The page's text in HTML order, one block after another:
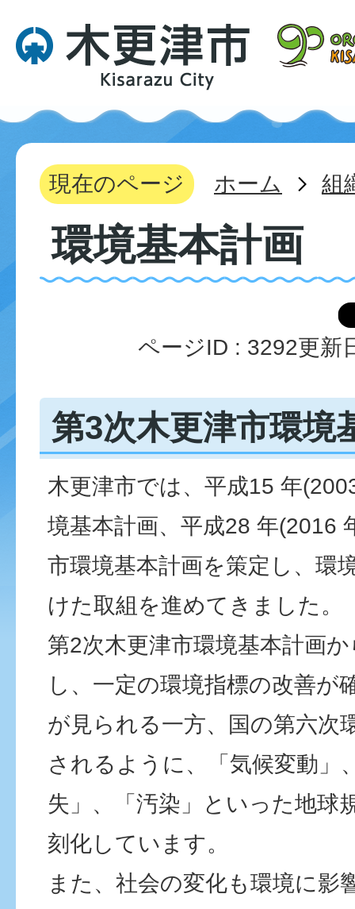
現在のページ ホーム 組
環境基本計画
ページID : 3292更新
第3次木更津市環境
木更津市では、平成15 年
境基本計画、平成28 年(2016
市環境基本計画を策定し、環
けた取組を進めてきました。
第2次木更津市環境基本計画
し、一定の環境指標の改善が
が見られる一方、国の第六次
されるように、「気候変動」
失」、「汚染」といった地球
刻化しています。
また、社会の変化も環境に影